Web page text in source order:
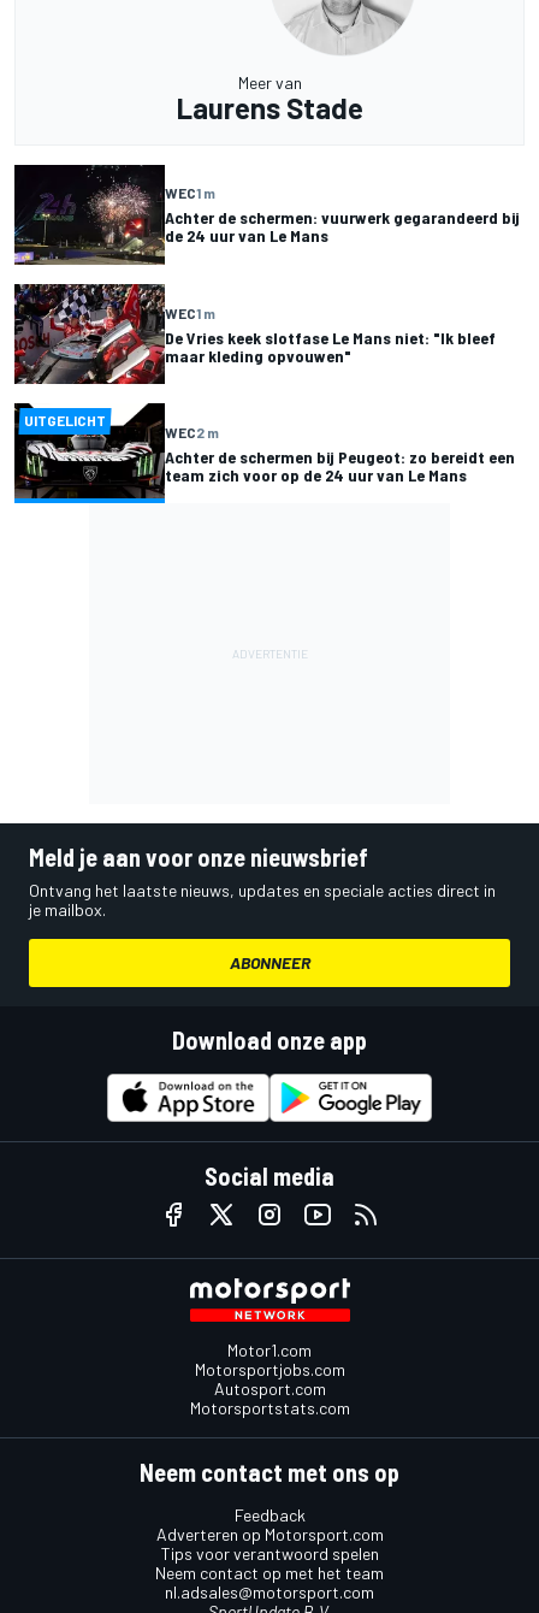
Meer van
Laurens Stade
WEC1 m
Achter de schermen: vuurwerk gegarandeerd bij
de 24 uur van Le Mans
WEC1 m
De Vries keek slotfase Le Mans niet: "Ik bleef
maar kleding opvouwen"
UITGELICHT
WEC2 m
Achter de schermen bij Peugeot: zo bereidt een
team zich voor op de 24 uur van Le Mans
Meld je aan voor onze nieuwsbrief
Ontvang het laatste nieuws, updates en speciale acties direct in
je mailbox.
ABONNEER
Download onze app
Social media
Motor1.com
Motorsportjobs.com
Autosport.com
Motorsportstats.com
Neem contact met ons op
Feedback
Adverteren op Motorsport.com
Tips voor verantwoord spelen
Neem contact op met het team
nl.adsales@motorsport.com